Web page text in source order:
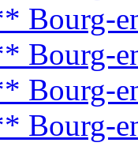
Bourg-
Bourg-
Bourg-
Bourg-